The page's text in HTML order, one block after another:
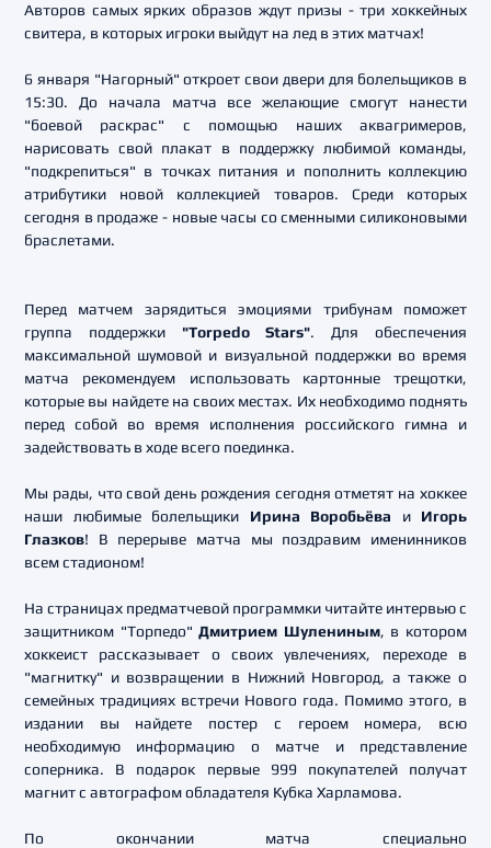
Авторов самых ярких образов ждут призы - три хоккейных
свитера, в которых игроки выйдут на лед в этих матчах!
6 января "Нагорный" откроет свои двери для болельщиков в
15:30. До начала матча все желающие смогут нанести
"боевой раскрас" с помощью наших аквагримеров,
нарисовать свой плакат в поддержку любимой команды,
"подкрепиться" в точках питания и пополнить коллекцию
атрибутики новой коллекцией товаров. Среди которых
сегодня в продаже - новые часы со сменными силиконовыми
браслетами.
Перед матчем зарядиться эмоциями трибунам поможет
группа поддержки "Torpedo Stars". Для обеспечения
максимальной шумовой и визуальной поддержки во время
матча рекомендуем использовать картонные трещотки,
которые вы найдете на своих местах. Их необходимо поднять
перед собой во время исполнения российского гимна и
задействовать в ходе всего поединка.
Мы рады, что свой день рождения сегодня отметят на хоккее
наши любимые болельщики Ирина Воробьёва и Игорь
Глазков! В перерыве матча мы поздравим именинников
всем стадионом!
На страницах предматчевой программки читайте интервью с
защитником "Торпедо"Дмитрием Шулениным, в котором
хоккеист рассказывает о своих увлечениях, переходе в
"магнитку" и возвращении в Нижний Новгород, а также о
семейных традициях встречи Нового года. Помимо этого, в
издании вы найдете постер с героем номера, всю
необходимую информацию о матче и представление
соперника. В подарок первые 999 покупателей получат
магнит с автографом обладателя Кубка Харламова.
По окончании матча специально